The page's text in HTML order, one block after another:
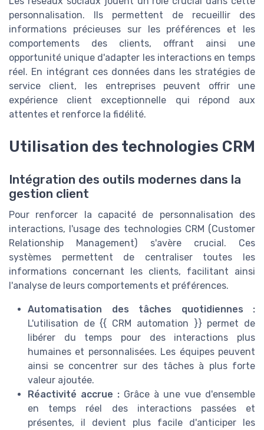
personnalisation. Ils permettent de recueillir des
informations précieuses sur les préférences et les
comportements des clients, offrant ainsi une
opportunité unique d'adapter les interactions en temps
réel. En intégrant ces données dans les stratégies de
service client, les entreprises peuvent offrir une
expérience client exceptionnelle qui répond aux
attentes et renforce la fidélité.
Utilisation des technologies CRM
Intégration des outils modernes dans la
gestion client
Pour renforcer la capacité de personnalisation des
interactions, l'usage des technologies CRM (Customer
Relationship Management) s'avère crucial. Ces
systèmes permettent de centraliser toutes les
informations concernant les clients, facilitant ainsi
l'analyse de leurs comportements et préférences.
Automatisation des tâches quotidiennes :
L'utilisation de {{ CRM automation }} permet de
libérer du temps pour des interactions plus
humaines et personnalisées. Les équipes peuvent
ainsi se concentrer sur des tâches à plus forte
valeur ajoutée.
Réactivité accrue : Grâce à une vue d'ensemble
en temps réel des interactions passées et
présentes, il devient plus facile d'anticiper les